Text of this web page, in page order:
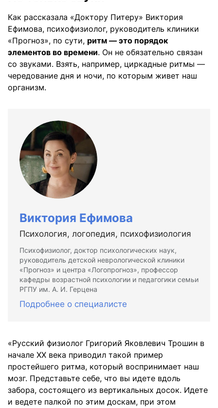
Как рассказала «Доктору Питеру» Виктория
Ефимова, психофизиолог, руководитель клиники
«Прогноз», по сути, ритм — это порядок
элементов во времени. Он не обязательно связан
со звуками. Взять, например, циркадные ритмы —
чередование дня и ночи, по которым живет наш
организм.
Виктория Ефимова
Психология, логопедия, психофизиология
Психофизиолог, доктор психологических наук,
руководитель детской неврологической клиники
«Прогноз» и центра «Логопрогноз», профессор
кафедры возрастной психологии и педагогики семьи
РГПУ им. А. И. Герцена
Подробнее о специалисте
«Русский физиолог Григорий Яковлевич Трошин в
начале ХХ века приводил такой пример
простейшего ритма, который воспринимает наш
мозг. Представьте себе, что вы идете вдоль
забора, состоящего из вертикальных досок. Идете
и ведете палкой по этим доскам, при этом